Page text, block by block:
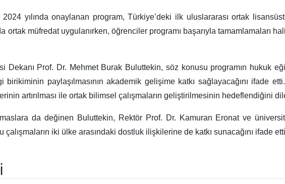
yılında onaylanan program, Türkiye’deki ilk uluslararası ortak
ortak müfredat uygulanırken, öğrenciler programı başarıyla tamamlamaları
Dekanı Prof. Dr. Mehmet Burak Buluttekin, söz konusu programın hukuk
birikiminin paylaşılmasının akademik gelişime katkı sağlayacağını ifade
artırılması ile ortak bilimsel çalışmaların geliştirilmesinin hedeflendiğini
da değinen Buluttekin, Rektör Prof. Dr. Kamuran Eronat ve
iki ülke arasındaki dostluk ilişkilerine de katkı sunacağını ifade